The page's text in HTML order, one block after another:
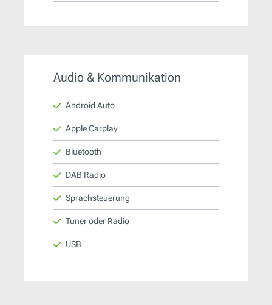
Audio & Kommunikation
Android Auto
Apple Carplay
Bluetooth
DAB Radio
Sprachsteuerung
Tuner oder Radio
USB